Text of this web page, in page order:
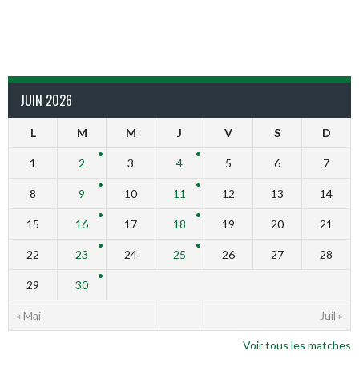
JUIN 2026
L M M J V S D
« Mai Juil »
1 2 3 4 5 6 7
8 9 10 11 12 13 14
15 16 17 18 19 20 21
22 23 24 25 26 27 28
29 30
Voir tous les matches